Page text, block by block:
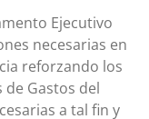
Ejecutivo
necesarias en
reforzando los
Gastos del
a tal fin y